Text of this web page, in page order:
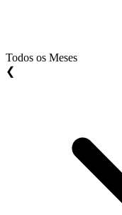
Todos os Meses
❮